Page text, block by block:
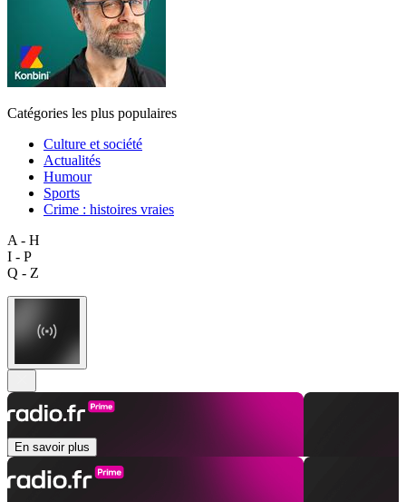
Catégories les plus populaires
Culture et société
Actualités
Humour
Sports
Crime : histoires vraies
A - H
I - P
Q - Z
En savoir plus